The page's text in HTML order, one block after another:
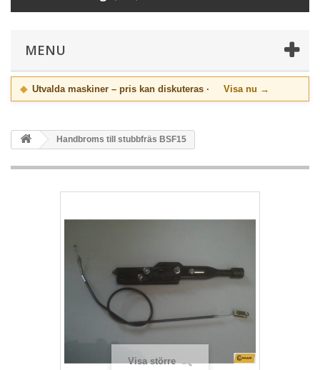
MENU
◆ Utvalda maskiner – pris kan diskuteras · Visa nu →
Handbroms till stubbfräs BSF15
Visa större